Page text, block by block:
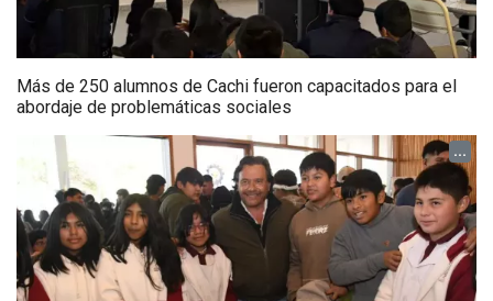
Más de 250 alumnos de Cachi fueron capacitados para el
abordaje de problemáticas sociales
...